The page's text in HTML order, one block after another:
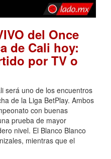
del Once
de Cali hoy:
por TV o
será uno de los encuentros
de la Liga BetPlay. Ambos
con buenas
prueba de mayor
nivel. El Blanco Blanco
mientras que el